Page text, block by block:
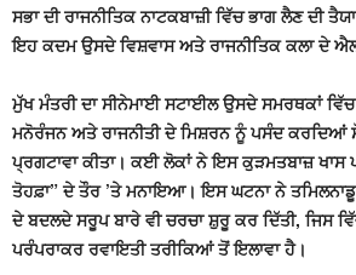
ਸਭਾ ਦੀ ਰਾਜਨੀਤਿਕ ਨਾਟਕਬਾਜ਼ੀ ਵਿੱਚ ਭਾਗ ਲੈਣ ਦੀ
ਇਹ ਕਦਮ ਉਸਦੇ ਵਿਸ਼ਵਾਸ ਅਤੇ ਰਾਜਨੀਤਿਕ ਕਲਾ ਦੇ
ਮੁੱਖ ਮੰਤਰੀ ਦਾ ਸੀਨੇਮਾਈ ਸਟਾਈਲ ਉਸਦੇ ਸਮਰਥਕਾਂ
ਮਨੋਰੰਜਨ ਅਤੇ ਰਾਜਨੀਤੀ ਦੇ ਮਿਸ਼ਰਨ ਨੂੰ ਪਸੰਦ ਕਰਦਿਆਂ
ਪ੍ਰਗਟਾਵਾ ਕੀਤਾ। ਕਈ ਲੋਕਾਂ ਨੇ ਇਸ ਕੁੜਮਤਬਾਜ਼ ਖਾਸ
ਤੋਹਫ਼ਾ” ਦੇ ਤੌਰ ’ਤੇ ਮਨਾਇਆ। ਇਸ ਘਟਨਾ ਨੇ ਤਮਿਲਨਾਡੂ
ਦੇ ਬਦਲਦੇ ਸਰੂਪ ਬਾਰੇ ਵੀ ਚਰਚਾ ਸ਼ੁਰੂ ਕਰ ਦਿੱਤੀ, ਜਿਸ
ਪਰੰਪਰਾਕਰ ਰਵਾਇਤੀ ਤਰੀਕਿਆਂ ਤੋਂ ਇਲਾਵਾ ਹੈ।